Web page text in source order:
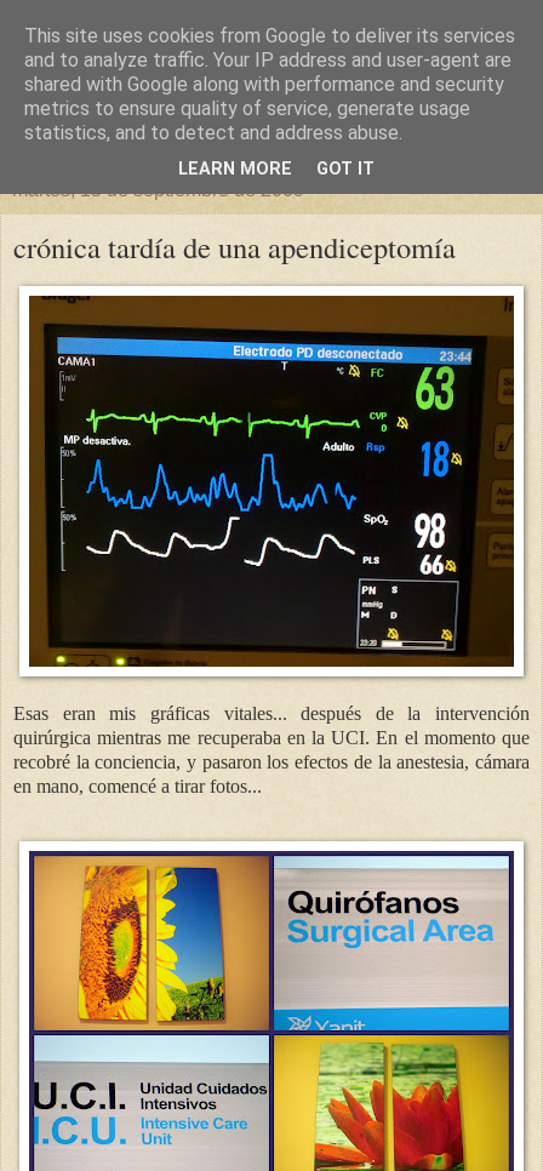
un sitio diferente
una casa para crecer, un castillo para soñar
martes, 15 de septiembre de 2009
crónica tardía de una apendiceptomía
Esas eran mis gráficas vitales... después de la intervención
quirúrgica mientras me recuperaba en la UCI. En el momento que
recobré la conciencia, y pasaron los efectos de la anestesia, cámara
en mano, comencé a tirar fotos...
This site uses cookies from Google to deliver its services
and to analyze traffic. Your IP address and user-agent are
shared with Google along with performance and security
metrics to ensure quality of service, generate usage
statistics, and to detect and address abuse.
LEARN MORE GOT IT